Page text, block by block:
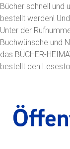
Bücher schnell und
bestellt werden!
Unter der
Buchwünsche und
das BÜCHER-
bestellt den